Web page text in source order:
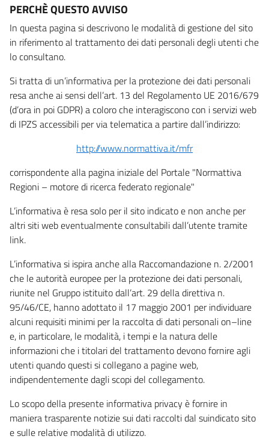
PERCHÈ QUESTO AVVISO
In questa pagina si descrivono le modalità di gestione del sito
in riferimento al trattamento dei dati personali degli utenti che
lo consultano.
Si tratta di un’informativa per la protezione dei dati personali
resa anche ai sensi dell’art. 13 del Regolamento UE 2016/679
(d’ora in poi GDPR) a coloro che interagiscono con i servizi web
di IPZS accessibili per via telematica a partire dall’indirizzo:
http://www.normattiva.it/mfr
corrispondente alla pagina iniziale del Portale "Normattiva
Regioni – motore di ricerca federato regionale"
L’informativa è resa solo per il sito indicato e non anche per
altri siti web eventualmente consultabili dall’utente tramite
link.
L’informativa si ispira anche alla Raccomandazione n. 2/2001
che le autorità europee per la protezione dei dati personali,
riunite nel Gruppo istituito dall’art. 29 della direttiva n.
95/46/CE, hanno adottato il 17 maggio 2001 per individuare
alcuni requisiti minimi per la raccolta di dati personali on–line
e, in particolare, le modalità, i tempi e la natura delle
informazioni che i titolari del trattamento devono fornire agli
utenti quando questi si collegano a pagine web,
indipendentemente dagli scopi del collegamento.
Lo scopo della presente informativa privacy è fornire in
maniera trasparente notizie sui dati raccolti dal suindicato sito
e sulle relative modalità di utilizzo.